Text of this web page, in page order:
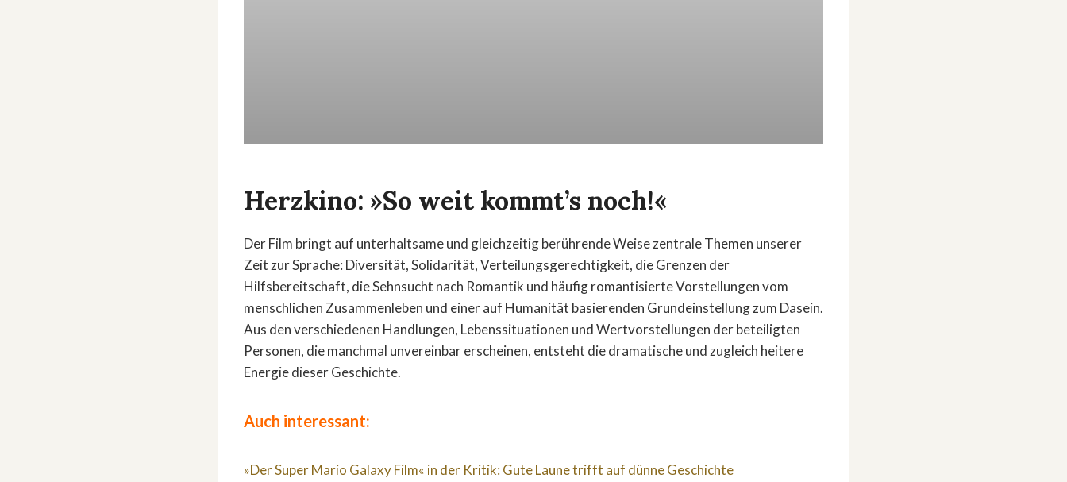
Herzkino: »So weit kommt’s noch!«
Der Film bringt auf unterhaltsame und gleichzeitig berührende Weise zentrale Themen unserer
Zeit zur Sprache: Diversität, Solidarität, Verteilungsgerechtigkeit, die Grenzen der
Hilfsbereitschaft, die Sehnsucht nach Romantik und häufig romantisierte Vorstellungen vom
menschlichen Zusammenleben und einer auf Humanität basierenden Grundeinstellung zum Dasein.
Aus den verschiedenen Handlungen, Lebenssituationen und Wertvorstellungen der beteiligten
Personen, die manchmal unvereinbar erscheinen, entsteht die dramatische und zugleich heitere
Energie dieser Geschichte.
Auch interessant:
»Der Super Mario Galaxy Film« in der Kritik: Gute Laune trifft auf dünne Geschichte